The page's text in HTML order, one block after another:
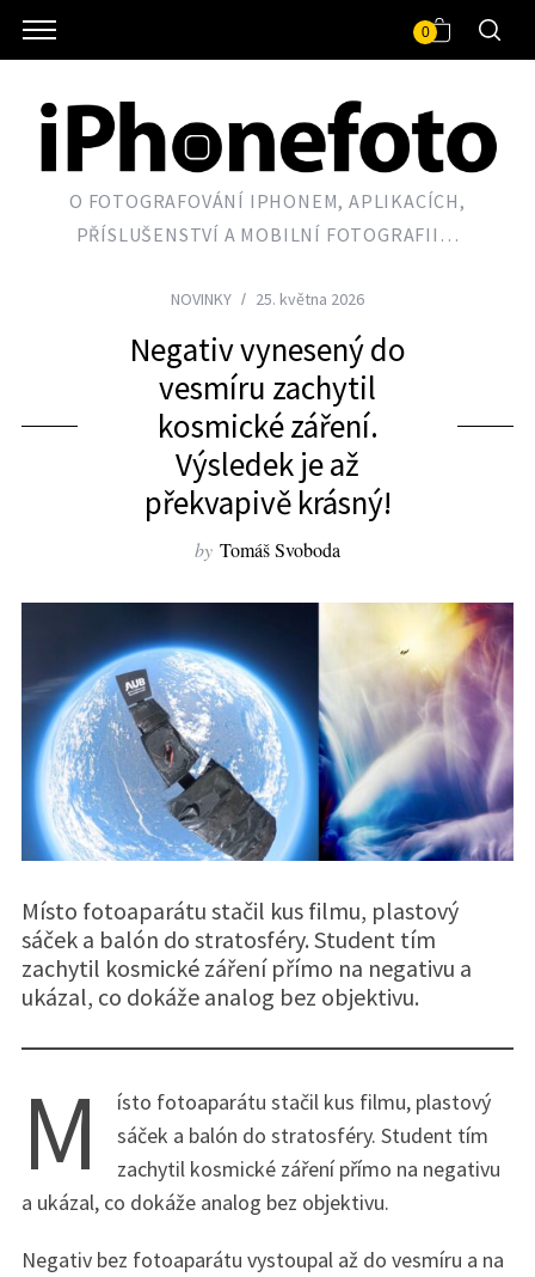
0
O FOTOGRAFOVÁNÍ IPHONEM, APLIKACÍCH,
PŘÍSLUŠENSTVÍ A MOBILNÍ FOTOGRAFII…
NOVINKY 25. května 2026
Negativ vynesený do
vesmíru zachytil
kosmické záření.
Výsledek je až
překvapivě krásný!
by Tomáš Svoboda
Místo fotoaparátu stačil kus filmu, plastový
sáček a balón do stratosféry. Student tím
zachytil kosmické záření přímo na negativu a
ukázal, co dokáže analog bez objektivu.
M
ísto fotoaparátu stačil kus filmu, plastový
sáček a balón do stratosféry. Student tím
zachytil kosmické záření přímo na negativu
a ukázal, co dokáže analog bez objektivu.
Negativ bez fotoaparátu vystoupal až do vesmíru a na